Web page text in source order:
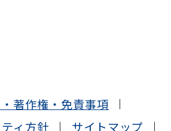
著作権・免責事項
ィ方針
サイトマップ